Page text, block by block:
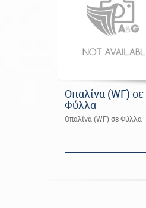
Οπαλίνα (WF) σε
Φύλλα
Οπαλίνα (WF) σε Φύλλα